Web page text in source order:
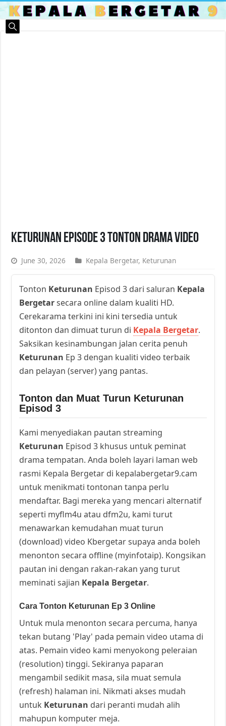
Keturunan Episode 3 Tonton Drama Video
June 30, 2026 Kepala Bergetar, Keturunan
Tonton Keturunan Episod 3 dari saluran Kepala
Bergetarsecara online dalam kualiti HD.
Cerekarama terkini ini kini tersedia untuk
ditonton dan dimuat turun di Kepala Bergetar.
Saksikan kesinambungan jalan cerita penuh
Keturunan Ep 3 dengan kualiti video terbaik
dan pelayan (server) yang pantas.
Tonton dan Muat Turun Keturunan
Episod 3
Kami menyediakan pautan streaming
Keturunan Episod 3 khusus untuk peminat
drama tempatan. Anda boleh layari laman web
rasmi Kepala Bergetar di kepalabergetar9.cam
untuk menikmati tontonan tanpa perlu
mendaftar. Bagi mereka yang mencari alternatif
seperti myflm4u atau dfm2u, kami turut
menawarkan kemudahan muat turun
(download) video Kbergetar supaya anda boleh
menonton secara offline (myinfotaip). Kongsikan
pautan ini dengan rakan-rakan yang turut
meminati sajian Kepala Bergetar.
Cara Tonton Keturunan Ep 3 Online
Untuk mula menonton secara percuma, hanya
tekan butang 'Play' pada pemain video utama di
atas. Pemain video kami menyokong peleraian
(resolution) tinggi. Sekiranya paparan
mengambil sedikit masa, sila muat semula
(refresh) halaman ini. Nikmati akses mudah
untuk Keturunan dari peranti mudah alih
mahupun komputer meja.